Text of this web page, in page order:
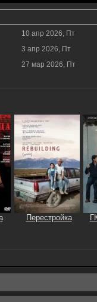
10 апр 2026, Пт
3 апр 2026, Пт
27 мар 2026, Пт
Перестройка